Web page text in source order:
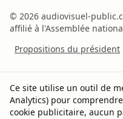
© 2026 audiovisuel-
affilié à l'Assemblée
Propositions du président
Recommandations du
Méthodologie Sources
Ce site utilise un outil de
Analytics) pour
cookie publicitaire, aucun